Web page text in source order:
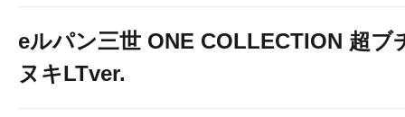
eルパン三世 ONE COLLECTION 超ブ
ヌキLTver.